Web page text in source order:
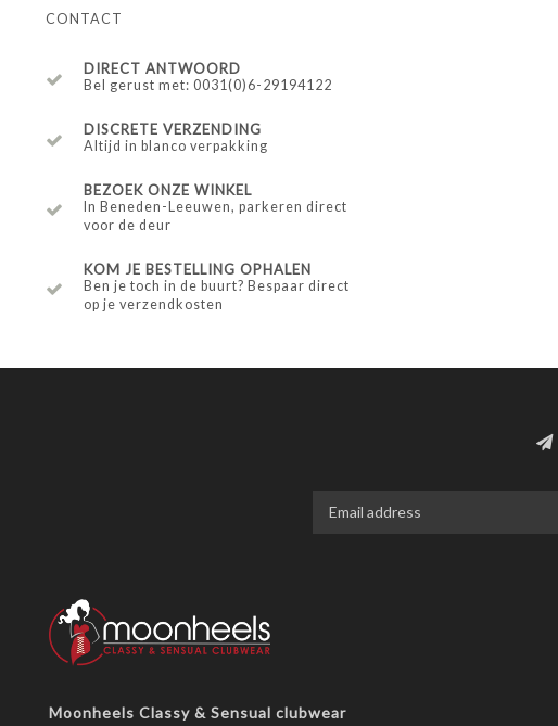
CONTACT
DIRECT ANTWOORD
Bel gerust met: 0031(0)6-29194122
DISCRETE VERZENDING
Altijd in blanco verpakking
BEZOEK ONZE WINKEL
In Beneden-Leeuwen, parkeren direct
voor de deur
KOM JE BESTELLING OPHALEN
Ben je toch in de buurt? Bespaar direct
op je verzendkosten
Moonheels Classy & Sensual clubwear